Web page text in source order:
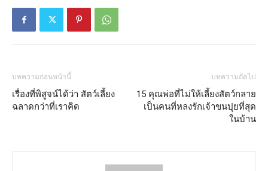
บทความก่อนหน้านี้
เรื่องที่พิสูจน์ได้ว่า สัตว์เลี้ยง
ฉลาดกว่าที่เราคิด
บทความถัดไป
15 คุณพ่อที่ไม่ให้เลี้ยงสัตว์กลาย
เป็นคนที่หลงรักเจ้าขนปุยที่สุด
ในบ้าน